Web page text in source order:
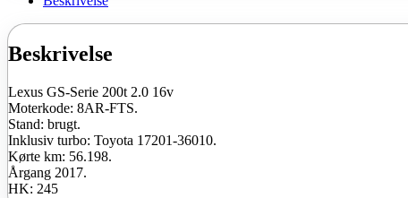
Beskrivelse
Lexus GS-Serie 200t 2.0 16v
Moterkode: 8AR-FTS.
Stand: brugt.
Inklusiv turbo: Toyota 17201-36010.
Kørte km: 56.198.
Årgang 2017.
HK: 245